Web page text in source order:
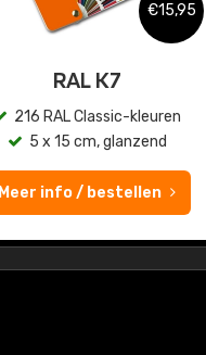
€15,95
RAL K7
216 RAL Classic-kleuren
5 x 15 cm, glanzend
Meer info / bestellen